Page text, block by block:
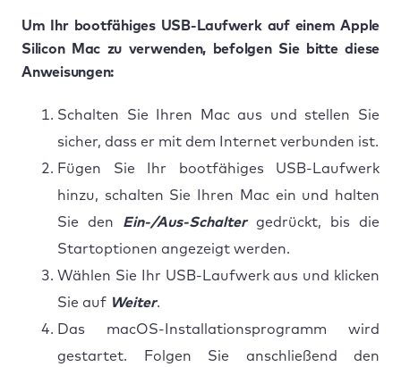
Um Ihr bootfähiges USB-Laufwerk auf einem Apple
Silicon Mac zu verwenden, befolgen Sie bitte diese
Anweisungen:
Schalten Sie Ihren Mac aus und stellen Sie
sicher, dass er mit dem Internet verbunden ist.
Fügen Sie Ihr bootfähiges USB-Laufwerk
hinzu, schalten Sie Ihren Mac ein und halten
Sie den Ein-/Aus-Schaltergedrückt, bis die
Startoptionen angezeigt werden.
Wählen Sie Ihr USB-Laufwerk aus und klicken
Sie auf Weiter.
Das macOS-Installationsprogramm wird
gestartet. Folgen Sie anschließend den